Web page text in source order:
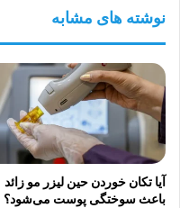
نوشته های مشابه
آیا تکان خوردن حین لیزر مو زائد
باعث سوختگی پوست می‌شود؟